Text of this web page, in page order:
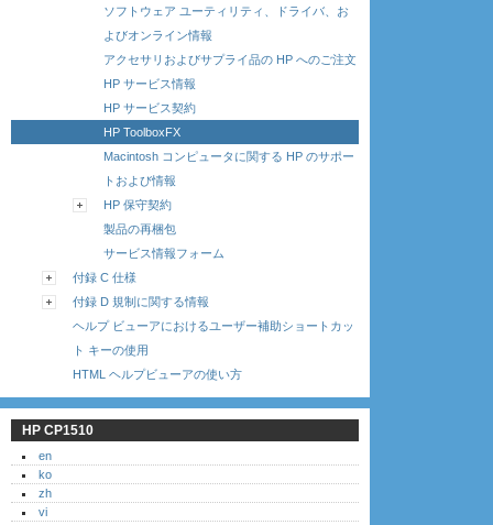
ソフトウェア ユーティリティ、ドライバ、お
よびオンライン情報
アクセサリおよびサプライ品の HP へのご注文
HP サービス情報
HP サービス契約
HP ToolboxFX
Macintosh コンピュータに関する HP のサポー
トおよび情報
HP 保守契約
製品の再梱包
サービス情報フォーム
付録 C 仕様
付録 D 規制に関する情報
ヘルプ ビューアにおけるユーザー補助ショートカッ
ト キーの使用
HTML ヘルプビューアの使い方
HP CP1510
en
ko
zh
vi